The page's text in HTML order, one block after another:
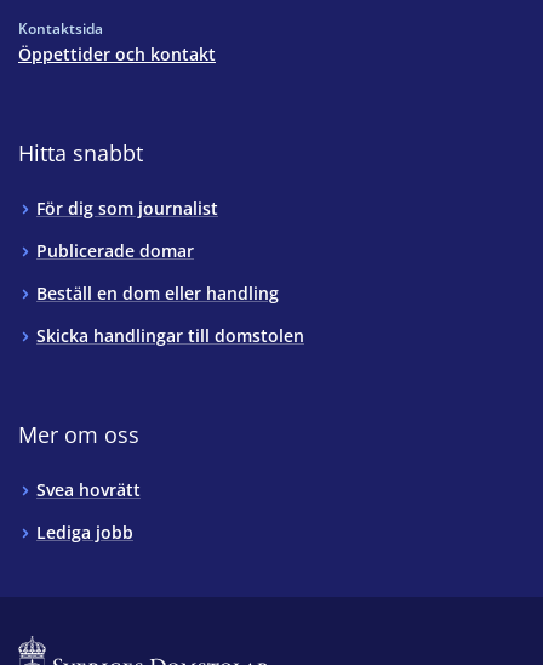
Kontaktsida
Öppettider och kontakt
Hitta snabbt
För dig som journalist
Publicerade domar
Beställ en dom eller handling
Skicka handlingar till domstolen
Mer om oss
Svea hovrätt
Lediga jobb